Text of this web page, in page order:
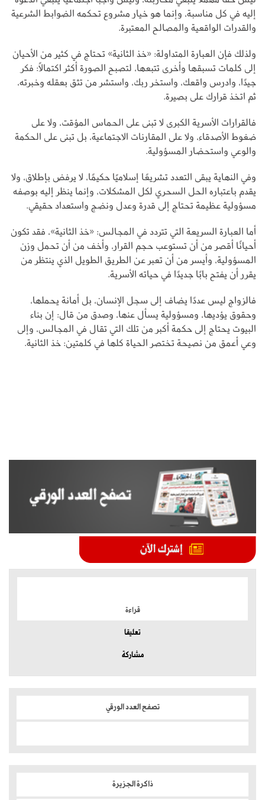
إليه في كل مناسبة، وإنما هو خيار مشروع تحكمه الضوابط الشرعية
والقدرات الواقعية والمصالح المعتبرة.
ولذلك فإن العبارة المتداولة: «خذ الثانية» تحتاج في كثير من الأحيان
إلى كلمات تسبقها وأخرى تتبعها، لتصبح الصورة أكثر اكتمالًا: فكر
جيدًا، وادرس واقعك، واستخر ربك، واستشر من تثق بعقله وخبرته،
ثم اتخذ قرارك على بصيرة.
فالقرارات الأسرية الكبرى لا تبنى على الحماس المؤقت، ولا على
ضغوط الأصدقاء، ولا على المقارنات الاجتماعية، بل تبنى على الحكمة
والوعي واستحضار المسؤولية.
وفي النهاية يبقى التعدد تشريعًا إسلاميًا حكيمًا، لا يرفض بإطلاق، ولا
يقدم باعتباره الحل السحري لكل المشكلات، وإنما ينظر إليه بوصفه
مسؤولية عظيمة تحتاج إلى قدرة وعدل ونضج واستعداد حقيقي.
أما العبارة السريعة التي تتردد في المجالس: «خذ الثانية»، فقد تكون
أحيانًا أقصر من أن تستوعب حجم القرار، وأخف من أن تحمل وزن
المسؤولية، وأيسر من أن تعبر عن الطريق الطويل الذي ينتظر من
يقرر أن يفتح بابًا جديدًا في حياته الأسرية.
فالزواج ليس عددًا يضاف إلى سجل الإنسان، بل أمانة يحملها،
وحقوق يؤديها، ومسؤولية يسأل عنها، وصدق من قال: إن بناء
البيوت يحتاج إلى حكمة أكبر من تلك التي تقال في المجالس، وإلى
وعي أعمق من نصيحة تختصر الحياة كلها في كلمتين: خذ الثانية.
قراءة
تعليقا
مشاركة
تصفح العدد الورقي
ذاكرة الجزيرة